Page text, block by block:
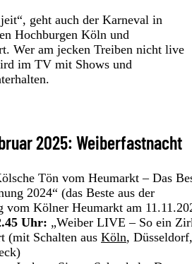
geht auch der Karneval in
Hochburgen Köln und
Wer am jecken Treiben nicht live
im TV mit Shows und
2025: Weiberfastnacht
Tön vom Heumarkt – Das
2024“ (das Beste aus der
vom Kölner Heumarkt am
Uhr: „Weiber LIVE – So ein
(mit Schalten aus Köln, Düsseldorf,